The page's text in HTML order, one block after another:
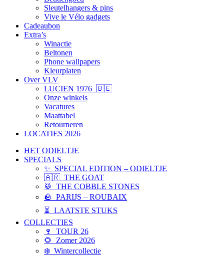
Sleutelhangers & pins
Vive le Vélo gadgets
Cadeaubon
Extra’s
Winactie
Beltonen
Phone wallpapers
Kleurplaten
Over VLV
LUCIEN 1976 🇧🇪
Onze winkels
Vacatures
Maattabel
Retourneren
LOCATIES 2026
HET ODIELTJE
SPECIALS
✨ SPECIAL EDITION – ODIELTJE
🇦🇷 THE GOAT
🥁 THE COBBLE STONES
🪨 PARIJS – ROUBAIX
⏳ LAATSTE STUKS
COLLECTIES
🍷 TOUR 26
🌻 Zomer 2026
❄️ Wintercollectie